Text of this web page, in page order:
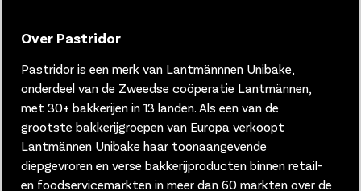
Over Pastridor
Pastridor is een merk van Lantmännnen Unibake,
onderdeel van de Zweedse coöperatie Lantmännen,
met 30+ bakkerijen in 13 landen. Als een van de
grootste bakkerijgroepen van Europa verkoopt
Lantmännen Unibake haar toonaangevende
diepgevroren en verse bakkerijproducten binnen retail-
en foodservicemarkten in meer dan 60 markten over de